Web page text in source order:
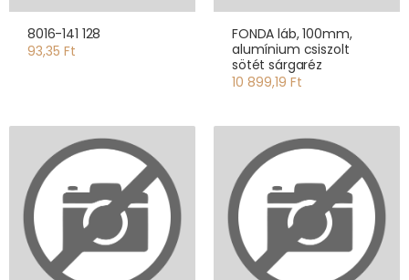
8016-141 128
93,35 Ft
FONDA láb, 100mm,
alumínium csiszolt
sötét sárgaréz
10 899,19 Ft